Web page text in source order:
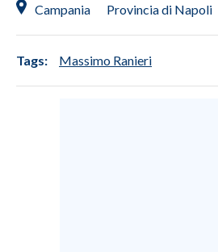
Campania Provincia di Napoli
Tags: Massimo Ranieri